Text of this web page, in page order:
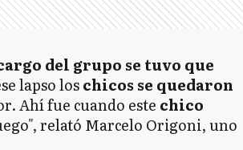
del grupo se tuvo que
lapso loschicos se quedaron
Ahí fue cuando este chico
relató Marcelo Origoni, uno